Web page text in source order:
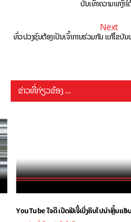
ບັນເທົາຄວາມເຫງົາໄ
Next
ທົ່ວປວງຊົນຕ້ອງເປັນເຈົ້າການຮ່ວມກັນ ແກ້ໄຂ
ຂ່າວທີ່ກ່ຽວຂ້ອງ ...
YouTube ໃຈດີ ເປີດຟີເຈີ້ເບິ່ງຄິບໄປນຳຫຼິ້ນແ